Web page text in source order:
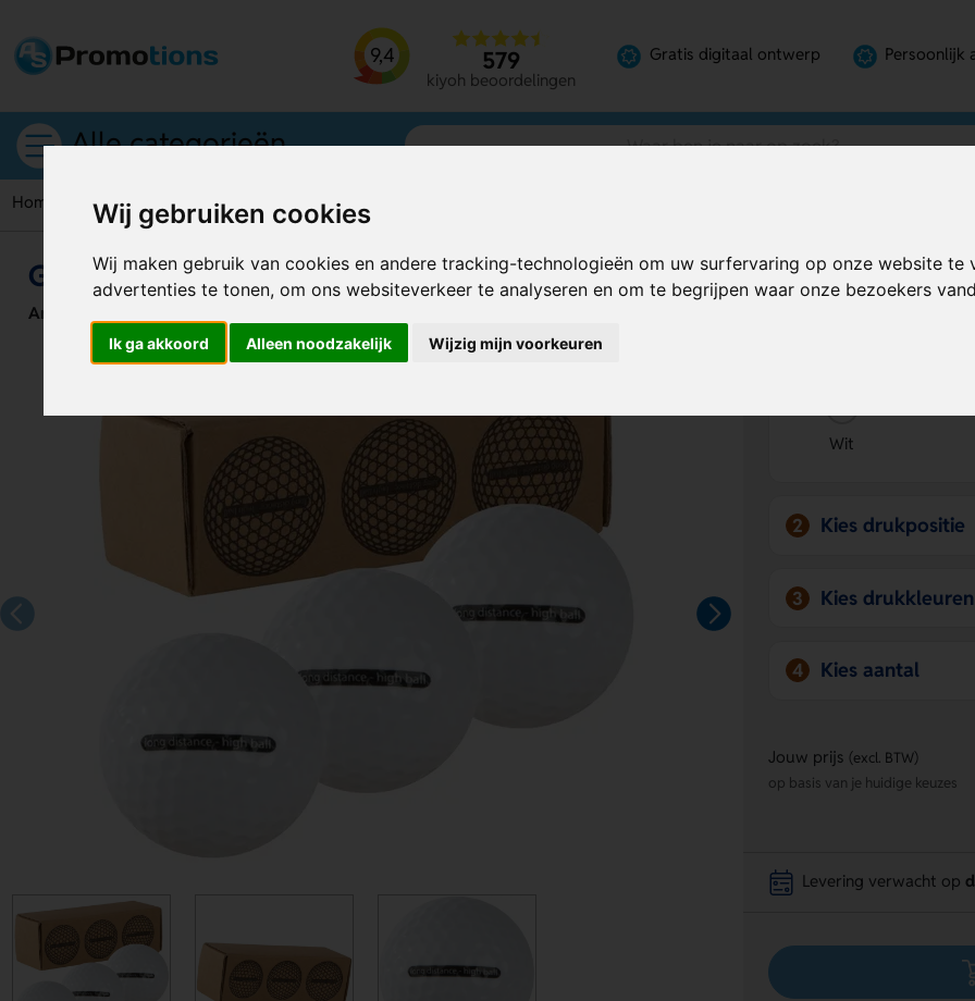
Wij gebruiken cookies
Wij maken gebruik van cookies en andere tracking-technologieën om uw surfervaring op onze website te
advertenties te tonen, om ons websiteverkeer te analyseren en om te begrijpen waar onze bezoekers
Ik ga akkoord Alleen noodzakelijk Wijzig mijn voorkeuren
9,4 579
kiyoh beoordelingen
Gratis digitaal ontwerp Persoonlijk
Alle categorieën
Home Golfballen Golfballen Imer
Golfballen Imer
Artikelnummer:
Bereken mijn
Wit
2 Kies drukpositie
3 Kies drukkleuren
4 Kies aantal
Jouw prijs (excl. BTW)
op basis van je huidige keuzes
Levering verwacht op